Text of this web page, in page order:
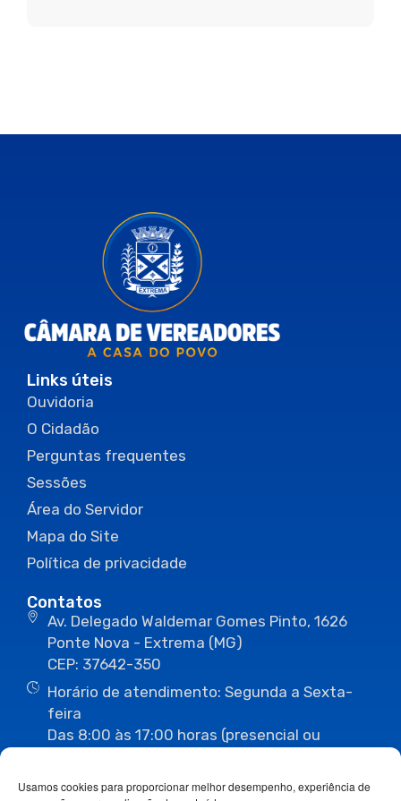
Usamos cookies para proporcionar melhor desempenho, experiência de
Links úteis
Ouvidoria
O Cidadão
Perguntas frequentes
Sessões
Área do Servidor
Mapa do Site
Política de privacidade
Contatos
Av. Delegado Waldemar Gomes Pinto, 1626
Ponte Nova - Extrema (MG)
CEP: 37642-350
Horário de atendimento: Segunda a Sexta-
feira
Das 8:00 às 17:00 horas (presencial ou
(35) 3435-1112 (35) 3435-3063